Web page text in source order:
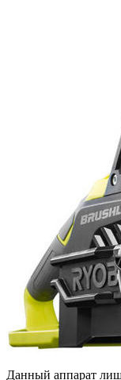
Данный аппарат